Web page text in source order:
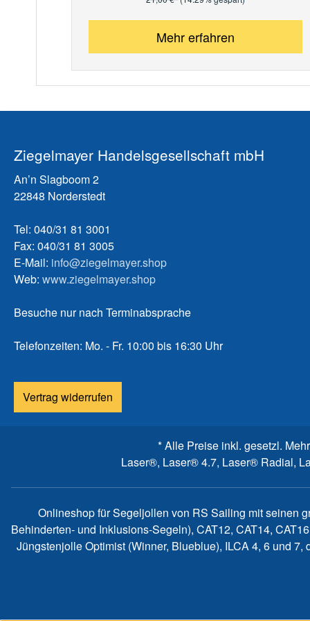
Mehr erfahren
Ziegelmayer Handelsgesellschaft mbH
An’n Slagboom 2
22848 Norderstedt
Tel: 040/31 81 3001
Fax: 040/31 81 3005
E-Mail: info@ziegelmayer.shop
Web: www.ziegelmayer.shop
Besuche nur nach Terminabsprache
Telefonzeiten: Mo. - Fr. 10:00 bis 16:30 Uhr
Vertrag widerrufen
* Alle Preise inkl. gesetzl.
Laser®, Laser® 4.7, Laser® Radial,
Onlineshop für Segeljollen von RS Sailing mit seinen
Behinderten- und Inklusions-Segeln), CAT12, CAT14,
Jüngstenjolle Optimist (Winner, Blueblue), ILCA 4, 6 und